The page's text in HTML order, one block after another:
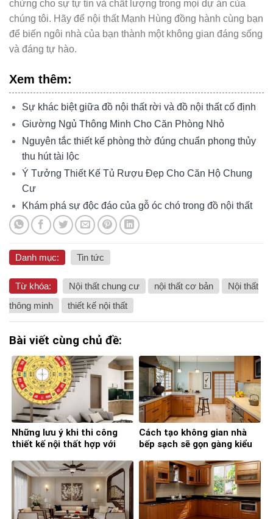
chứng cho sự tự tin và chất lượng trong mọi dự án của
chúng tôi. Hãy để nội thất Mạnh Hùng đồng hành cùng bạn
để biến ngôi nhà của bạn thành một không gian đáng sống
và đáng tự hào.
Xem thêm:
Sự khác biệt giữa đồ nội thất rời và đồ nội thất cố định
Giường Ngủ Thông Minh Cho Căn Phòng Nhỏ
Nguyên tắc thiết kế phòng thờ đúng chuẩn phong thủy
thu hút tài lộc
Ý Tưởng Thiết Kế Tủ Rượu Đẹp Cho Căn Hộ Chung
Cư
Khám phá sự độc đáo của gỗ óc chó trong đồ nội thất
Danh mục: Tin tức
Từ khóa: Nội thất chung cư nội thất cơ bản
Nội thất
thông minh
thiết kế nội thất
Bài viết cùng chủ đề:
Những lưu ý khi thi công
thiết kế nội thất hợp với
Cách tạo không gian nhà
bếp sạch sẽ gọn gàng kiểu